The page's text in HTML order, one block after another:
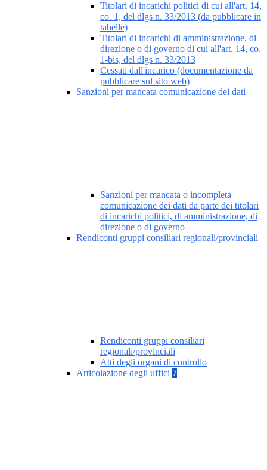
Titolari di incarichi politici di cui all'art. 14,
co. 1, del dlgs n. 33/2013 (da pubblicare in
tabelle)
Titolari di incarichi di amministrazione, di
direzione o di governo di cui all'art. 14, co.
1-bis, del dlgs n. 33/2013
Cessati dall'incarico (documentazione da
pubblicare sul sito web)
Sanzioni per mancata comunicazione dei dati
Sanzioni per mancata o incompleta
comunicazione dei dati da parte dei titolari
di incarichi politici, di amministrazione, di
direzione o di governo
Rendiconti gruppi consiliari regionali/provinciali
Rendiconti gruppi consiliari
regionali/provinciali
Atti degli organi di controllo
Articolazione degli uffici 7